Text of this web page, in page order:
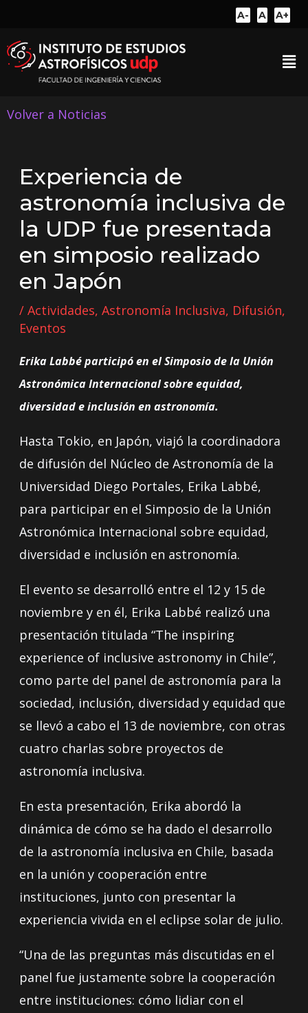
A- A A+
Volver a Noticias
Experiencia de
astronomía inclusiva de
la UDP fue presentada
en simposio realizado
en Japón
/ Actividades, Astronomía Inclusiva, Difusión,
Eventos
Erika Labbé participó en el Simposio de la Unión
Astronómica Internacional sobre equidad,
diversidad e inclusión en astronomía.
Hasta Tokio, en Japón, viajó la coordinadora
de difusión del Núcleo de Astronomía de la
Universidad Diego Portales, Erika Labbé,
para participar en el Simposio de la Unión
Astronómica Internacional sobre equidad,
diversidad e inclusión en astronomía.
El evento se desarrolló entre el 12 y 15 de
noviembre y en él, Erika Labbé realizó una
presentación titulada “The inspiring
experience of inclusive astronomy in Chile”,
como parte del panel de astronomía para la
sociedad, inclusión, diversidad y equidad que
se llevó a cabo el 13 de noviembre, con otras
cuatro charlas sobre proyectos de
astronomía inclusiva.
En esta presentación, Erika abordó la
dinámica de cómo se ha dado el desarrollo
de la astronomía inclusiva en Chile, basada
en la unión y cooperación entre
instituciones, junto con presentar la
experiencia vivida en el eclipse solar de julio.
“Una de las preguntas más discutidas en el
panel fue justamente sobre la cooperación
entre instituciones: cómo lidiar con el